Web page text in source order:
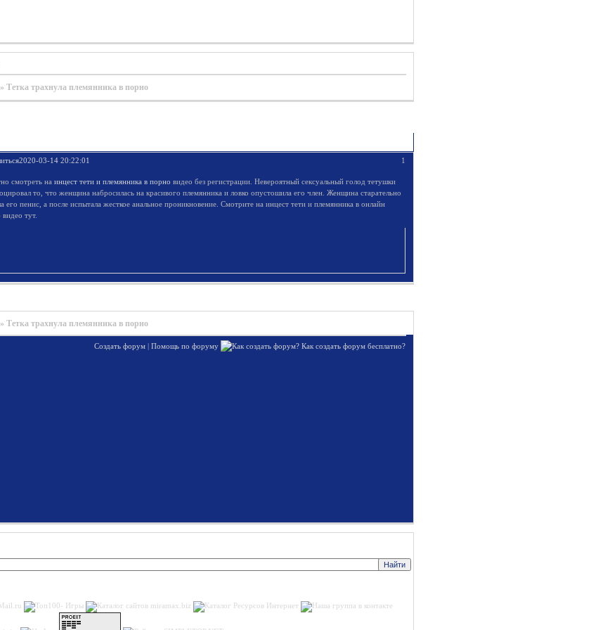
»Тетка трахнула племянника в порно
1
2020-03-14 20:22:01
смотреть наинцест тети и племянника в порно видео без регистрации. Невероятный сексуальный голод тетушки
то, что женщина набросилась на красивого племянника и ловко опустошила его член. Женщина старательно
его пенис, а после испытала жесткое анальное проникновение. Смотрите на инцест тети и племянника в онлайн
тут.
»Тетка трахнула племянника в порно
Создать форум Помощь по форуму